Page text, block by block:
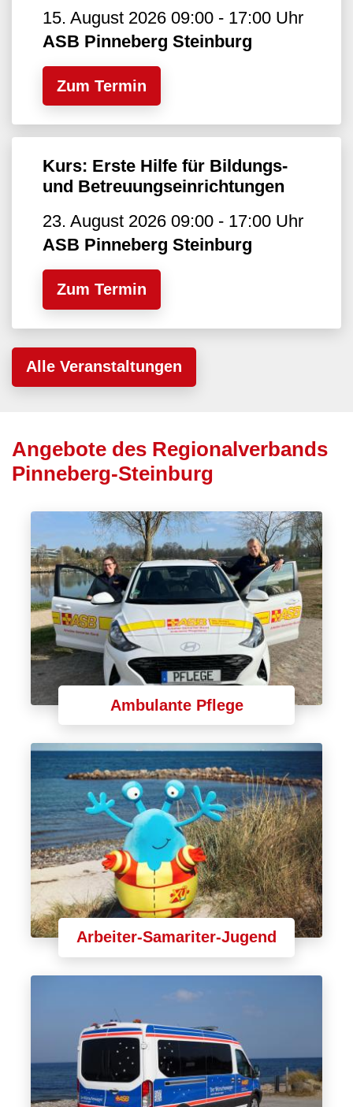
15. August 2026 09:00 - 17:00 Uhr
ASB Pinneberg Steinburg
Zum Termin
Kurs: Erste Hilfe für Bildungs-
und Betreuungseinrichtungen
23. August 2026 09:00 - 17:00 Uhr
ASB Pinneberg Steinburg
Zum Termin
Alle Veranstaltungen
Angebote des Regionalverbands
Pinneberg-Steinburg
Ambulante Pflege
Arbeiter-Samariter-Jugend